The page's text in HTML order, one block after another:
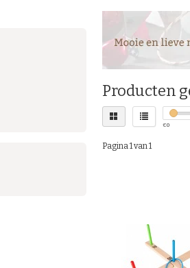
Producten
€0
Pagina 1 van 1